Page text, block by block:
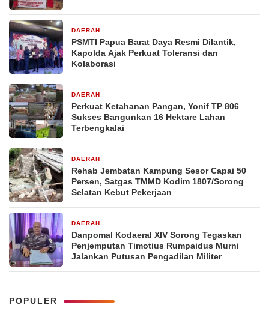
DAERAH
PSMTI Papua Barat Daya Resmi Dilantik,
Kapolda Ajak Perkuat Toleransi dan
Kolaborasi
DAERAH
Perkuat Ketahanan Pangan, Yonif TP 806
Sukses Bangunkan 16 Hektare Lahan
Terbengkalai
DAERAH
Rehab Jembatan Kampung Sesor Capai 50
Persen, Satgas TMMD Kodim 1807/Sorong
Selatan Kebut Pekerjaan
DAERAH
Danpomal Kodaeral XIV Sorong Tegaskan
Penjemputan Timotius Rumpaidus Murni
Jalankan Putusan Pengadilan Militer
POPULER